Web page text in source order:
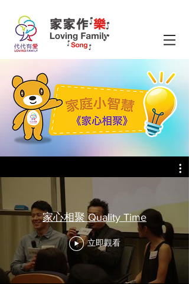
家心相聚 Quality Time
立即觀看